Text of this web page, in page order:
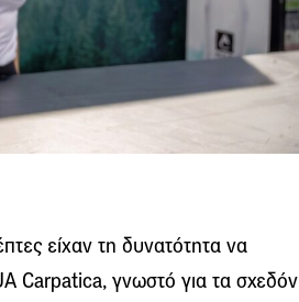
είχαν τη δυνατότητα να
Carpatica, γνωστό για τα σχεδόν